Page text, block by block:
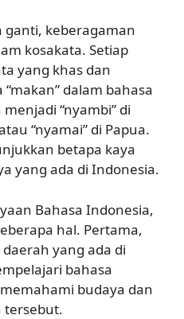
ganti, keberagaman
kosakata. Setiap
yang khas dan
dalam bahasa
“nyambi” di
“nyamai” di Papua.
betapa kaya
yang ada di Indonesia.
Bahasa Indonesia,
hal. Pertama,
yang ada di
bahasa
budaya dan
tersebut.